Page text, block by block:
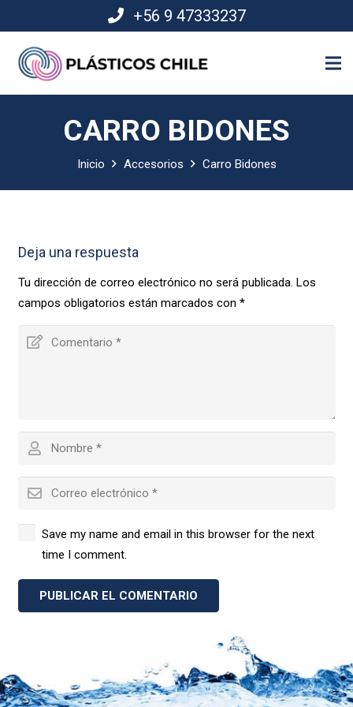
+56 9 47333237
CARRO BIDONES
Inicio Accesorios Carro Bidones
Deja una respuesta
Tu dirección de correo electrónico no será publicada. Los
campos obligatorios están marcados con *
Save my name and email in this browser for the next
time I comment.
PUBLICAR EL COMENTARIO